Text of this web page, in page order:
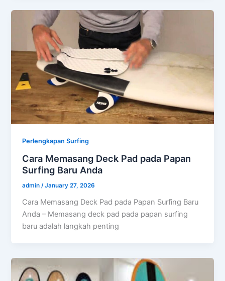
Perlengkapan Surfing
Cara Memasang Deck Pad pada Papan
Surfing Baru Anda
admin/January 27, 2026
Cara Memasang Deck Pad pada Papan Surfing Baru
Anda – Memasang deck pad pada papan surfing
baru adalah langkah penting